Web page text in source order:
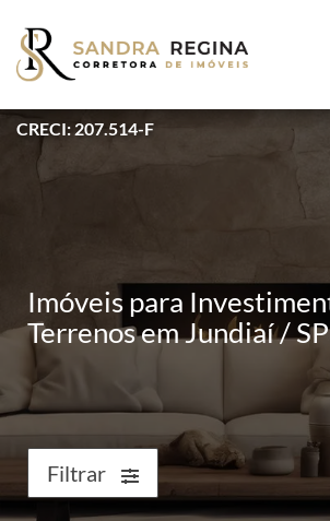
CRECI: 207.514-F
Imóveis para
Terrenos em Jundiaí / SP
Filtrar